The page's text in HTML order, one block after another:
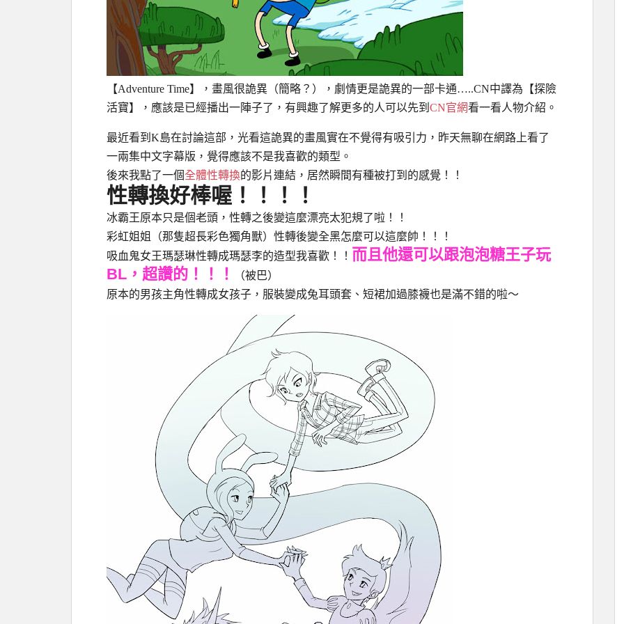
【Adventure Time】，畫風很詭異（簡略？），劇情更是詭異的一部卡通…..CN中譯為【探險
活寶】，應該是已經播出一陣子了，有興趣了解更多的人可以先到 CN官網看一看人物介紹。
最近看到K島在討論這部，光看這詭異的畫風實在不覺得有吸引力，昨天無聊在網路上看了
一兩集中文字幕版，覺得應該不是我喜歡的類型。
後來我點了一個全體性轉換的影片連結，居然瞬間有種被打到的感覺！！
性轉換好棒喔！！！！
冰霸王原本只是個老頭，性轉之後變這麼漂亮太犯規了啦！！
彩虹姐姐（那隻超長彩色獨角獸）性轉後變全黑怎麼可以這麼帥！！！
吸血鬼女王瑪瑟琳性轉成瑪瑟李的造型我喜歡！！ 而且他還可以跟泡泡糖王子玩
BL，超讚的！！！
（被巴）
原本的男孩主角性轉成女孩子，服裝變成兔耳頭套、短裙加過膝襪也是滿不錯的啦～